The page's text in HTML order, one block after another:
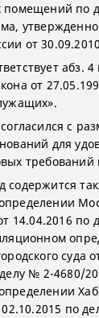
по
от
абз. 4
от
с
для
требований
содержится
14.04.2016 по
суда
№ 2-4680/
02.10.2015 по